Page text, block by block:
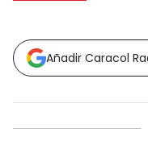
Añadir Caracol